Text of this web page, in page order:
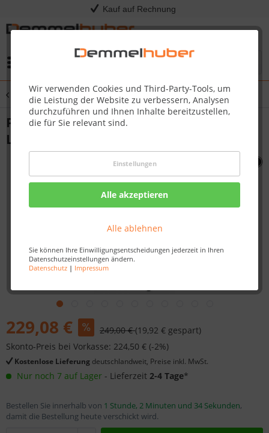
Kauf auf Rechnung
Wir verwenden Cookies und Third-Party-Tools, um
die Leistung der Website zu verbessern, Analysen
durchzuführen und Ihnen Inhalte bereitzustellen,
die für Sie relevant sind.
Einstellungen
Alle akzeptieren
Alle ablehnen
Sie können Ihre Einwilligungsentscheidungen jederzeit in Ihren
Datenschutzeinstellungen ändern.
Datenschutz| Impressum
Übersicht Holzkohlegrills
Premium Holzkohle Kugelgrill NK22K-
LEG-3 Ø 57 cm
229,08 € 249,00 €(19,92 € gespart)
Skonto-Preis bei Vorkasse: 224,50 € (-2%)
Kostenlose Lieferung deutschlandweit, Preise inkl. MwSt.
Nur noch 7 auf Lager - Lieferzeit 2-4 Tage*
Bestellen Sie innerhalb von 1 Stunde, 2 Minuten und 33 Sekunden,
damit die Bestellung heute verschickt wird.